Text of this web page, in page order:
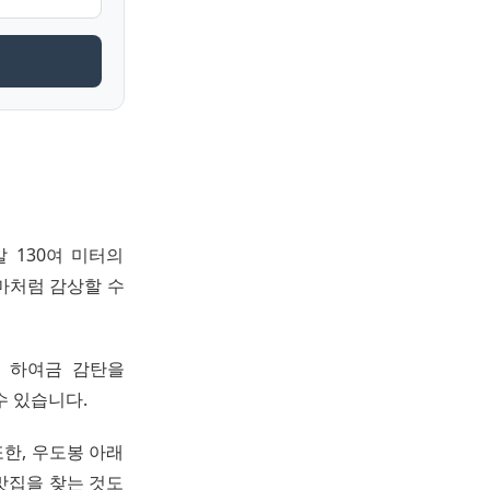
130여 미터의
처럼 감상할 수
여금 감탄을
있습니다.
, 우도봉 아래
집을 찾는 것도